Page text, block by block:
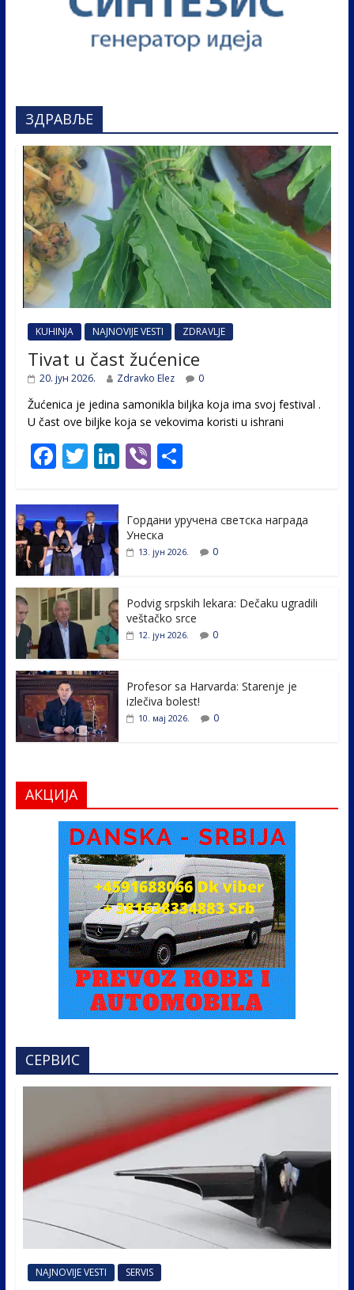
ЗДРАВЉЕ
KUHINJA NAJNOVIJE VESTI ZDRAVLJE
Tivat u čast žućenice
20. јун 2026. Zdravko Elez 0
Žućenica je jedina samonikla biljka koja ima svoj festival .
U čast ovе biljke koja se vekovima koristi u ishrani
F
e
b
o
o
k
T
itt
er
Li
e
dI
Vi S
e
Гордани уручена светска награда
Унеска
13. јун 2026. 0
Podvig srpskih lekara: Dečaku ugradili
veštačko srce
12. јун 2026. 0
Profesor sa Harvarda: Starenje je
izlečiva bolest!
10. мај 2026. 0
АКЦИЈА
СЕРВИС
NAJNOVIJE VESTI SERVIS